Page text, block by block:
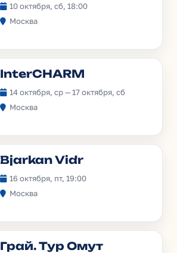
10 октября, сб, 18:00
Москва
InterCHARM
14 октября, ср — 17 октября, сб
Москва
Bjarkan Vidr
16 октября, пт, 19:00
Москва
Грай. Тур Омут